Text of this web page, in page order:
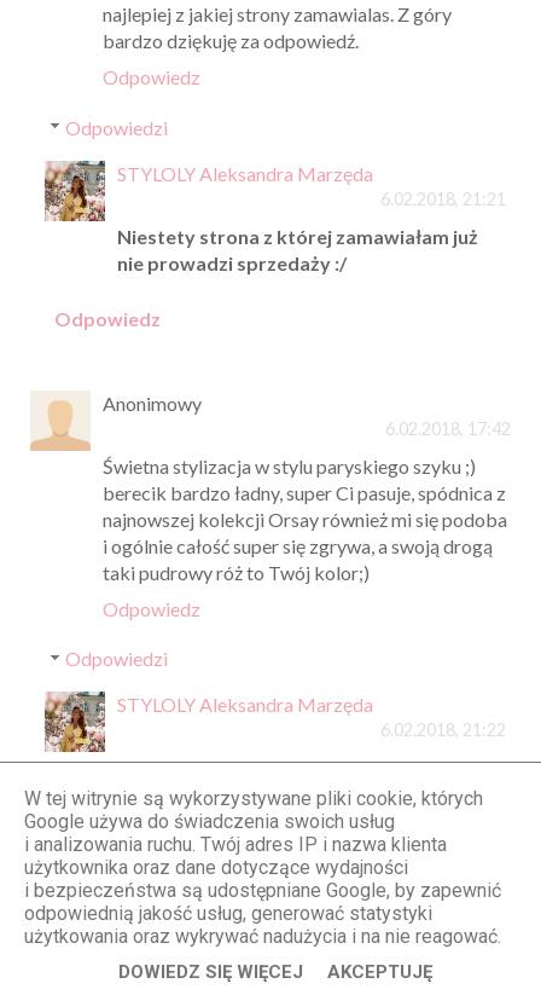
najlepiej z jakiej strony zamawialas. Z góry
bardzo dziękuję za odpowiedź.
Odpowiedz
Odpowiedzi
STYLOLY Aleksandra Marzęda
6.02.2018, 21:21
Niestety strona z której zamawiałam już
nie prowadzi sprzedaży :/
Odpowiedz
Anonimowy
6.02.2018, 17:42
Świetna stylizacja w stylu paryskiego szyku ;)
berecik bardzo ładny, super Ci pasuje, spódnica z
najnowszej kolekcji Orsay również mi się podoba
i ogólnie całość super się zgrywa, a swoją drogą
taki pudrowy róż to Twój kolor;)
Odpowiedz
Odpowiedzi
STYLOLY Aleksandra Marzęda
6.02.2018, 21:22
Zdecydowanie tak - pudrowy to mój
kolorek <3
Odpowiedz
Say me Justine
6.02.2018, 18:08
W tej witrynie są wykorzystywane pliki cookie, których
Google używa do świadczenia swoich usług
i analizowania ruchu. Twój adres IP i nazwa klienta
użytkownika oraz dane dotyczące wydajności
i bezpieczeństwa są udostępniane Google, by zapewnić
odpowiednią jakość usług, generować statystyki
użytkowania oraz wykrywać nadużycia i na nie reagować.
DOWIEDZ SIĘ WIĘCEJ AKCEPTUJĘ